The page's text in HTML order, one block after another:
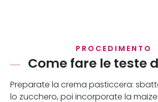
PROCEDIMENTO
Come fare le teste
Preparate la crema pasticcera:
lo zucchero, poi incorporate la